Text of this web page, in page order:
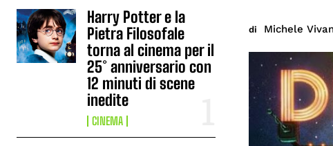
Harry Potter e la
Pietra Filosofale
torna al cinema per il
25° anniversario con
12 minuti di scene
inedite
CINEMA
di Michele